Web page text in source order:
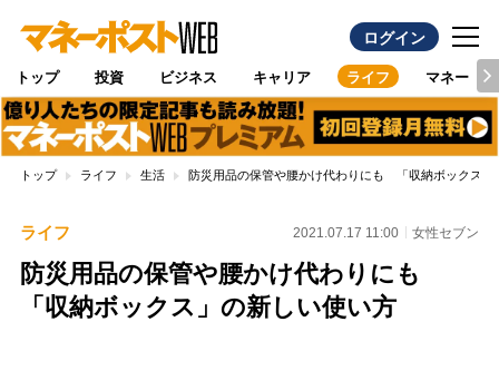
ログイン
トップ 投資 ビジネス キャリア ライフ マネー
トップ ライフ 生活 防災用品の保管や腰かけ代わりにも 「収納ボックス」
ライフ 2021.07.17 11:00 女性セブン
防災用品の保管や腰かけ代わりにも
「収納ボックス」の新しい使い方